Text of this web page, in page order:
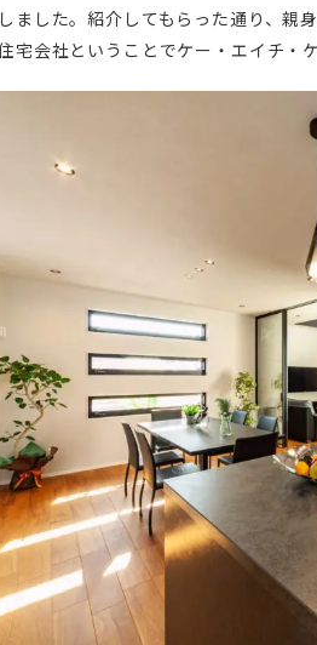
ました。紹介してもらった通り、親
宅会社ということでケー・エイチ・